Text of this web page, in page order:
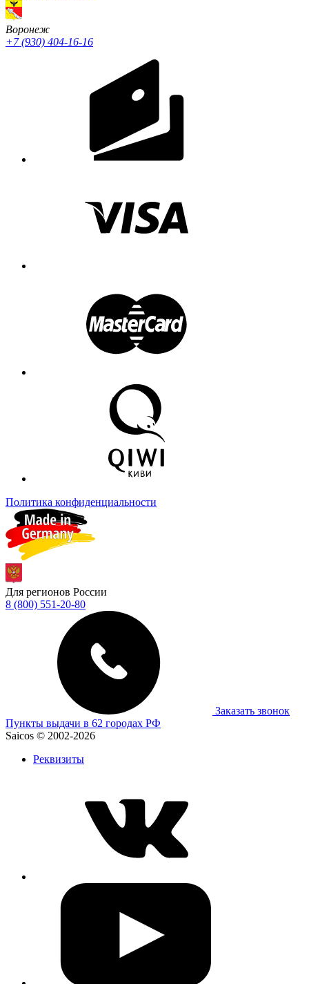
Воронеж
+7 (930) 404-16-16
Политика конфиденциальности
Для регионов России
8 (800) 551-20-80
Заказать звонок
Пункты выдачи в 62 городах РФ
Saicos © 2002-2026
Реквизиты